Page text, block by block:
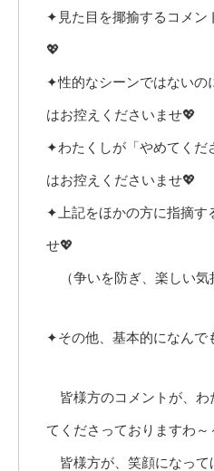
✦見た目を揶揄するコメン
💖
✦性的なシーンではないの
はお控えくださいませ💖
✦わたくしが「やめてくだ
はお控えくださいませ💖
✦上記をほかの方に指摘す
せ💖
（争いを防ぎ、楽しい気
✦その他、基本的になんで
皆様方のコメントが、わ
てくださっておりますわ～
皆様方が、笑顔になって